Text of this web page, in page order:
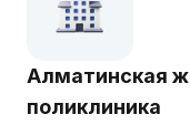
Алматинская
поликлиника